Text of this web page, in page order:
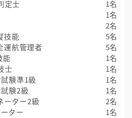
定士
1名
1名
2名
技能
5名
運航管理者
5名
能
1名
士
1名
験準1級
1名
験2級
1名
ーター2級
2名
ター
1名